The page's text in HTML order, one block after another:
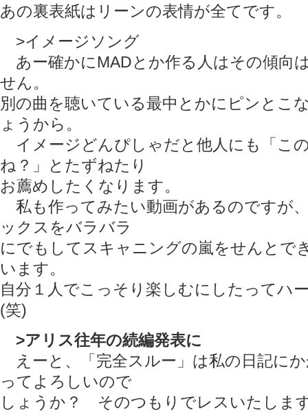
あの裏表紙はリーンの表情が全てです。
>イメージソング
あー確かにMADとか作る人はその傾向
せん。
別の曲を聴いている最中とかにピンとこ
ょうから。
イメージどんぴしゃだと他人にも「こ
ね？」とたずねたり
お薦めしたくなります。
私も作ってみたい動画があるのですが
ックスをバラバラ
にでもしてスキャニングの嵐をせんとで
います。
自分１人でこっそり楽しむにしたってハ
(笑)
>アリス往年の続編発表に
えーと、「完全スルー」は私の日記に
ってよろしいので
しょうか？ そのつもりでレスいたしま